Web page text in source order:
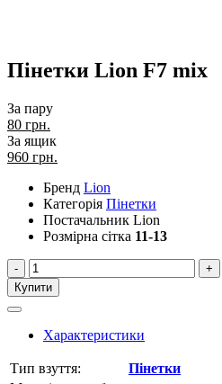
Пінетки Lion F7 mix
За пару
80 грн.
За ящик
960 грн.
Бренд Lion
Категорія Пінетки
Постачальник Lion
Розмірна сітка 11-13
-
+
Купити
Характеристики
Тип взуття:
Пінетки